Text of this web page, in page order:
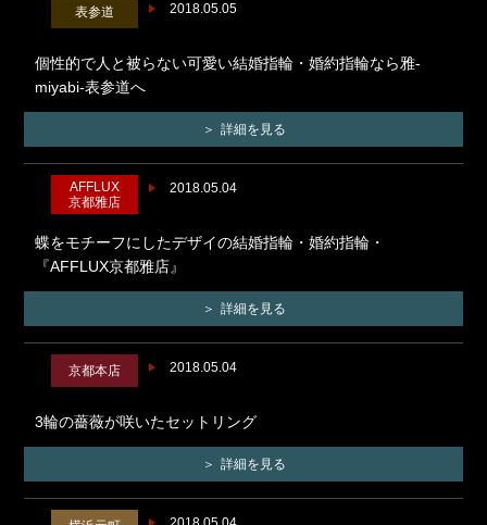
2018.05.05
表参道
個性的で人と被らない可愛い結婚指輪・婚約指輪なら雅-
miyabi-表参道へ
詳細を見る
2018.05.04
AFFLUX
京都雅店
蝶をモチーフにしたデザイの結婚指輪・婚約指輪・
『AFFLUX京都雅店』
詳細を見る
2018.05.04
京都本店
3輪の薔薇が咲いたセットリング
詳細を見る